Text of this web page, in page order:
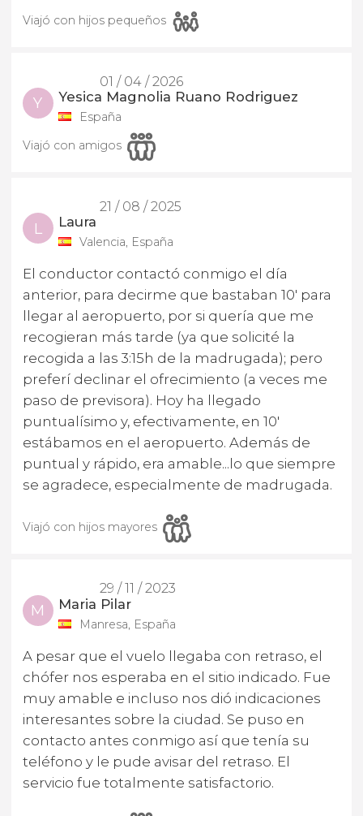
Viajó con hijos pequeños
01 / 04 / 2026
Y Yesica Magnolia Ruano Rodriguez
España
Viajó con amigos
21 / 08 / 2025
L Laura
Valencia, España
El conductor contactó conmigo el día
anterior, para decirme que bastaban 10' para
llegar al aeropuerto, por si quería que me
recogieran más tarde (ya que solicité la
recogida a las 3:15h de la madrugada); pero
preferí declinar el ofrecimiento (a veces me
paso de previsora). Hoy ha llegado
puntualísimo y, efectivamente, en 10'
estábamos en el aeropuerto. Además de
puntual y rápido, era amable...lo que siempre
se agradece, especialmente de madrugada.
Viajó con hijos mayores
29 / 11 / 2023
M Maria Pilar
Manresa, España
A pesar que el vuelo llegaba con retraso, el
chófer nos esperaba en el sitio indicado. Fue
muy amable e incluso nos dió indicaciones
interesantes sobre la ciudad. Se puso en
contacto antes conmigo así que tenía su
teléfono y le pude avisar del retraso. El
servicio fue totalmente satisfactorio.